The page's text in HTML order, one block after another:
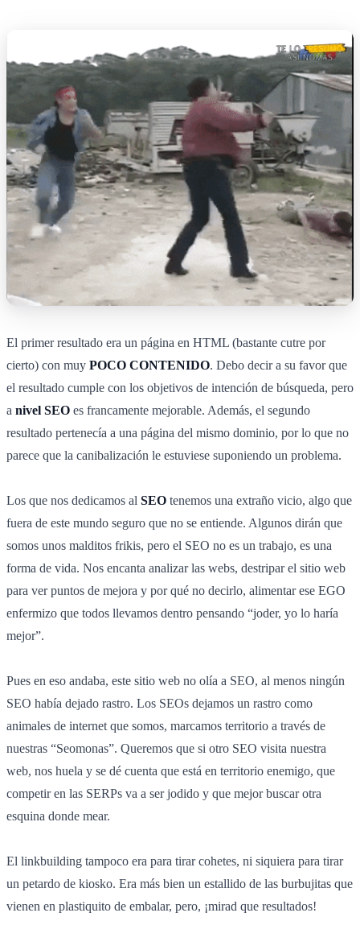
El primer resultado era un página en HTML (bastante cutre por
cierto) con muy POCO CONTENIDO. Debo decir a su favor que
el resultado cumple con los objetivos de intención de búsqueda, pero
a nivel SEO es francamente mejorable. Además, el segundo
resultado pertenecía a una página del mismo dominio, por lo que no
parece que la canibalización le estuviese suponiendo un problema.
Los que nos dedicamos al SEO tenemos una extraño vicio, algo que
fuera de este mundo seguro que no se entiende. Algunos dirán que
somos unos malditos frikis, pero el SEO no es un trabajo, es una
forma de vida. Nos encanta analizar las webs, destripar el sitio web
para ver puntos de mejora y por qué no decirlo, alimentar ese EGO
enfermizo que todos llevamos dentro pensando “joder, yo lo haría
mejor”.
Pues en eso andaba, este sitio web no olía a SEO, al menos ningún
SEO había dejado rastro. Los SEOs dejamos un rastro como
animales de internet que somos, marcamos territorio a través de
nuestras “Seomonas”. Queremos que si otro SEO visita nuestra
web, nos huela y se dé cuenta que está en territorio enemigo, que
competir en las SERPs va a ser jodido y que mejor buscar otra
esquina donde mear.
El linkbuilding tampoco era para tirar cohetes, ni siquiera para tirar
un petardo de kiosko. Era más bien un estallido de las burbujitas que
vienen en plastiquito de embalar, pero, ¡mirad que resultados!